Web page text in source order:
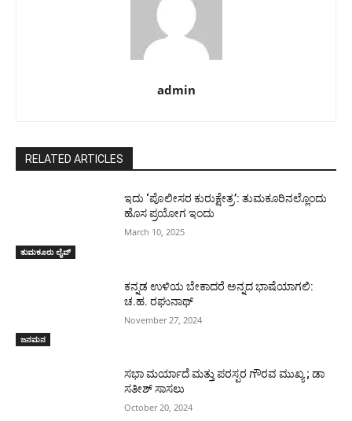
admin
RELATED ARTICLES
ತುಮಕೂರು ಲೈವ್
ಇದು ‘ಪೊಲೀಸರ ಕುರುಕ್ಷೇತ್ರ’: ತುಮಕೂರಿನಲ್ಲೊಂದು
ಹೊಸ ಪ್ರಯೋಗ ಇಂದು
March 10, 2025
ಜನಮನ
ಕನ್ನಡ ಉಳಿಯ ಬೇಕಾದರೆ ಅನ್ನದ ಭಾಷೆಯಾಗಲಿ:
ಚ.ಹ. ರಘುನಾಥ್
November 27, 2024
ಸಭಾ ಮರ್ಯಾದೆ ಮತ್ತು ಪರಸ್ಪರ ಗೌರವ ಮುಖ್ಯ ; ಡಾ
ಸತೀಶ್ ಸಾಸಲು
October 20, 2024